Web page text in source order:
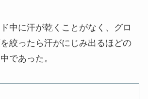
中に汗が乾くことがなく、グロ
絞ったら汗がにじみ出るほどの
であった。